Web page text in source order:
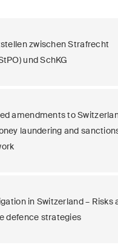
zwischen Strafrecht
und SchKG
amendments to
laundering and
in Switzerland – Risks
defence strategies